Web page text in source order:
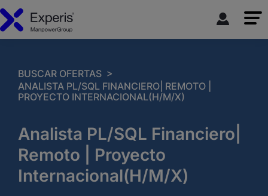
BUSCAR OFERTAS >
ANALISTA PL/SQL FINANCIERO| REMOTO |
PROYECTO INTERNACIONAL(H/M/X)
Analista PL/SQL Financiero|
Remoto | Proyecto
Internacional(H/M/X)